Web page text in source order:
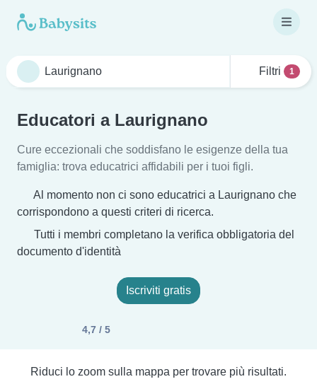
Filtri 1
Educatori a Laurignano
Cure eccezionali che soddisfano le esigenze della tua
famiglia: trova educatrici affidabili per i tuoi figli.
Al momento non ci sono educatrici a Laurignano che
corrispondono a questi criteri di ricerca.
Tutti i membri completano la verifica obbligatoria del
documento d'identità
Iscriviti gratis
4,7 / 5
Riduci lo zoom sulla mappa per trovare più risultati.